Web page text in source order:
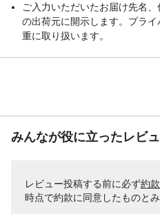
ご入力いただいたお届け先名
の出荷元に開示します。プラ
重に取り扱います。
みんなが役に立ったレビ
レビュー投稿する前に必ず約款
時点で約款に同意したものとみ